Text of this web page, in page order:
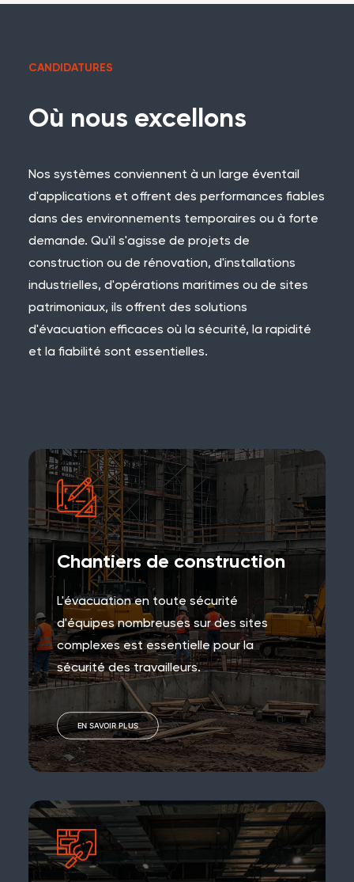
CANDIDATURES
Où nous excellons
Nos systèmes conviennent à un large éventail
d'applications et offrent des performances fiables
dans des environnements temporaires ou à forte
demande. Qu'il s'agisse de projets de
construction ou de rénovation, d'installations
industrielles, d'opérations maritimes ou de sites
patrimoniaux, ils offrent des solutions
d'évacuation efficaces où la sécurité, la rapidité
et la fiabilité sont essentielles.
Chantiers de construction
L'évacuation en toute sécurité
d'équipes nombreuses sur des sites
complexes est essentielle pour la
sécurité des travailleurs.
EN SAVOIR PLUS